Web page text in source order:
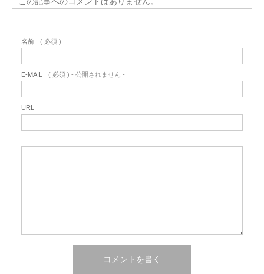
名前 ( 必須 )
E-MAIL ( 必須 ) - 公開されません -
URL